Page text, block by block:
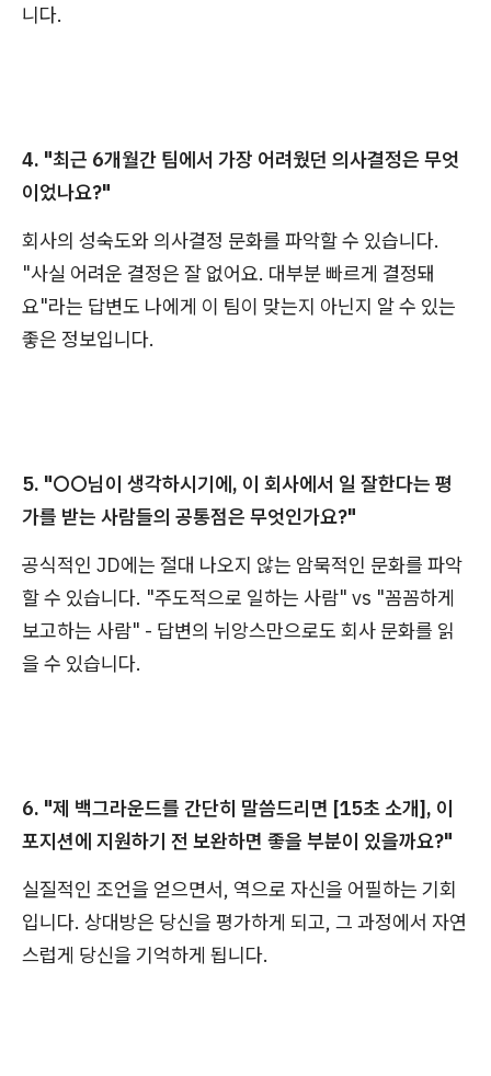
니다.
4. "최근 6개월간 팀에서 가장 어려웠던 의사결정은 무엇
이었나요?"
회사의 성숙도와 의사결정 문화를 파악할 수 있습니다.
"사실 어려운 결정은 잘 없어요. 대부분 빠르게 결정돼
요"라는 답변도 나에게 이 팀이 맞는지 아닌지 알 수 있는
좋은 정보입니다.
5. "○○님이 생각하시기에, 이 회사에서 일 잘한다는 평
가를 받는 사람들의 공통점은 무엇인가요?"
공식적인 JD에는 절대 나오지 않는 암묵적인 문화를 파악
할 수 있습니다. "주도적으로 일하는 사람" vs "꼼꼼하게
보고하는 사람" - 답변의 뉘앙스만으로도 회사 문화를 읽
을 수 있습니다.
6. "제 백그라운드를 간단히 말씀드리면 [15초 소개], 이
포지션에 지원하기 전 보완하면 좋을 부분이 있을까요?"
실질적인 조언을 얻으면서, 역으로 자신을 어필하는 기회
입니다. 상대방은 당신을 평가하게 되고, 그 과정에서 자연
스럽게 당신을 기억하게 됩니다.